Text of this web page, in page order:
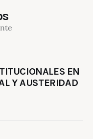
EN
Y AUSTERIDAD